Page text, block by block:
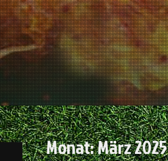
Monat:März 2025